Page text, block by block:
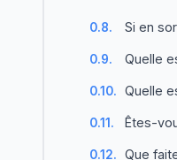
0.8. Si en
0.9. Quelle
0.10. Quelle
0.11. Êtes-
0.12. Que